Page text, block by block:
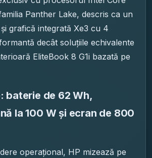
Panther Lake, descris ca un
grafică integrată Xe3 cu 4
decât soluțiile echivalente
EliteBook 8 G1i bazată pe
baterie de 62 Wh,
la 100 W și ecran de 800
operațional, HP mizează pe